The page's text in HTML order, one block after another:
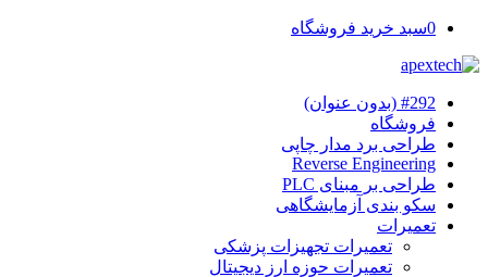
0سبد خرید فروشگاه
#292 (بدون عنوان)
فروشگاه
طراحی برد مدار چاپی
Reverse Engineering
طراحی بر مبنای PLC
سکو بندی آزمایشگاهی
تعمیرات
تعمیرات تجهیزات پزشکی
تعمیرات حوزه ارز دیجیتال